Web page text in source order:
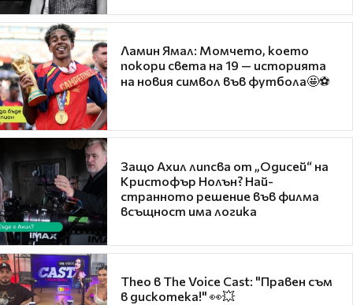
Ламин Ямал: Момчето, което
покори света на 19 — историята
на новия символ във футбола🤩⚽
Защо Ахил липсва от „Одисей“ на
Кристофър Нолън? Най-
странното решение във филма
всъщност има логика
Theo в The Voice Cast: "Правен съм
в дискотека!" 👀💥